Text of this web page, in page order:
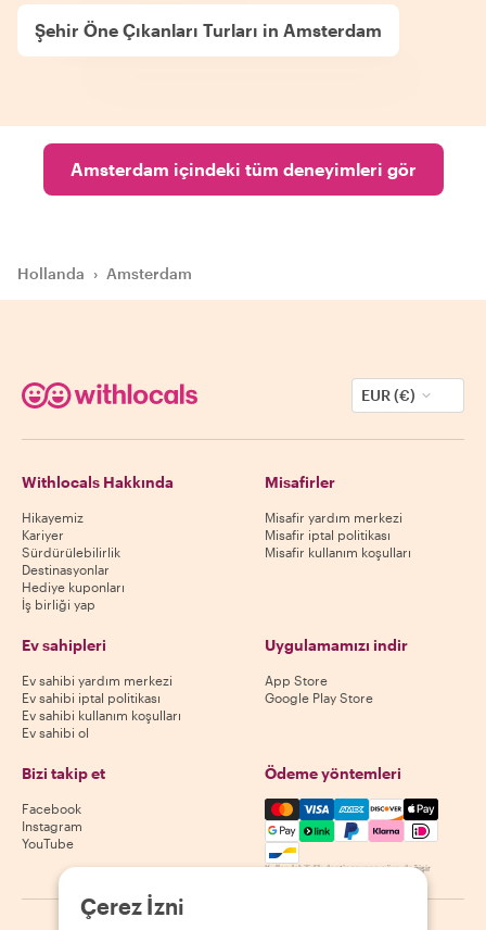
Şehir Öne Çıkanları Turları in Amsterdam
Amsterdam içindeki tüm deneyimleri gör
Hollanda › Amsterdam
EUR (€)
Withlocals Hakkında
Hikayemiz
Kariyer
Sürdürülebilirlik
Destinasyonlar
Hediye kuponları
İş birliği yap
Misafirler
Misafir yardım merkezi
Misafir iptal politikası
Misafir kullanım koşulları
Ev sahipleri
Ev sahibi yardım merkezi
Ev sahibi iptal politikası
Ev sahibi kullanım koşulları
Ev sahibi ol
Uygulamamızı indir
App Store
Google Play Store
Bizi takip et
Facebook
Instagram
YouTube
Ödeme yöntemleri
Mastercard, Visa, Amex,
Kullanılabilirlik destinasyona göre değişir
Çerez İzni